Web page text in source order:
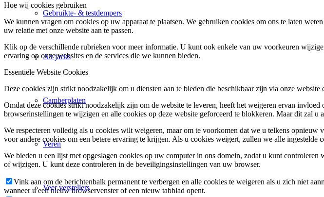
Gebruikte- & testdempers
Air jacks
Camberplaten
Veren
Veer verstellers
Hoe wij cookies gebruiken
We kunnen vragen om cookies op uw apparaat te plaatsen. We gebruiken cookies om ons te laten
uw relatie met onze website aan te passen.
Klik op de verschillende rubrieken voor meer informatie. U kunt ook enkele van uw voorkeuren
ervaring op onze websites en de services die we kunnen bieden.
Essentiële Website Cookies
Deze cookies zijn strikt noodzakelijk om u diensten aan te bieden die beschikbaar zijn via onze website
Omdat deze cookies strikt noodzakelijk zijn om de website te leveren, heeft het weigeren ervan
browserinstellingen te wijzigen en alle cookies op deze website geforceerd te blokkeren. Maar dit zal
We respecteren volledig als u cookies wilt weigeren, maar om te voorkomen dat we u telkens
voor andere cookies om een betere ervaring te krijgen. Als u cookies weigert, zullen we alle ingestelde
We bieden u een lijst met opgeslagen cookies op uw computer in ons domein, zodat u kunt
of wijzigen. U kunt deze controleren in de beveiligingsinstellingen van uw browser.
Vink aan om de berichtenbalk permanent te verbergen en alle cookies te weigeren als u zich niet
wanneer u een nieuw browservenster of een nieuw tabblad opent.